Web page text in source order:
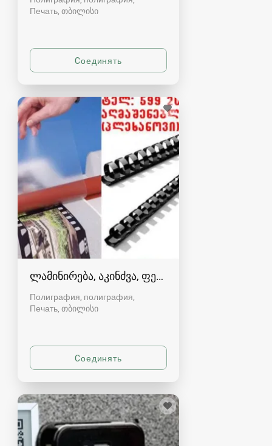
Печать თბილისი
ლამინირება, აკინძვა, ფერადი ბეჭდვა - A4-A3
Полиграфия, полиграфия,
Печать თბილისი